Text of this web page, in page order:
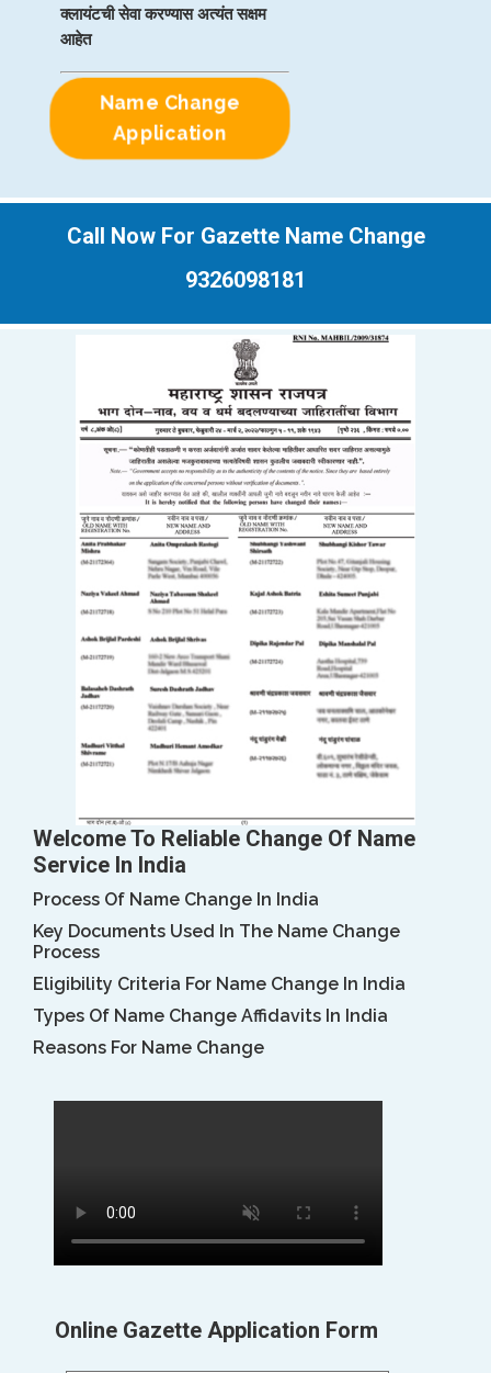
क्लायंटची सेवा करण्यास अत्यंत सक्षम
आहेत
Name Change
Application
Call Now For Gazette Name Change
9326098181
Welcome To Reliable Change Of Name
Service In India
Process Of Name Change In India
Key Documents Used In The Name Change
Process
Eligibility Criteria For Name Change In India
Types Of Name Change Affidavits In India
Reasons For Name Change
Online Gazette Application Form